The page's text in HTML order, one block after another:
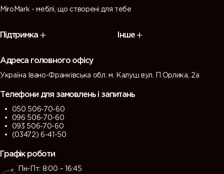
MiroMark - меблі, що створені для тебе
Підтримка Інше
Адреса головного офісу
Україна Івано-Франківська обл. м. Калуш вул. П.Орлика, 2а
Телефони для замовлень і запитань
050 506-70-60
096 506-70-60
093 506-70-60
(03472) 6-41-50
Графік роботи
Пн-Пт: 8:00 – 16:45